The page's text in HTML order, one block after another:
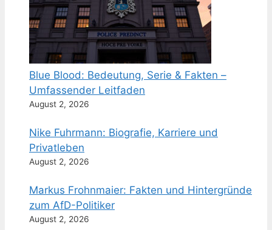
Blue Blood: Bedeutung, Serie & Fakten –
Umfassender Leitfaden
August 2, 2026
Nike Fuhrmann: Biografie, Karriere und
Privatleben
August 2, 2026
Markus Frohnmaier: Fakten und Hintergründe
zum AfD-Politiker
August 2, 2026